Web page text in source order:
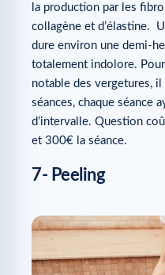
la production par les
collagène et d’élastine.
dure environ une demi-
totalement indolore.
notable des vergetures,
séances, chaque séance
d’intervalle. Question
et 300€ la séance.
7- Peeling